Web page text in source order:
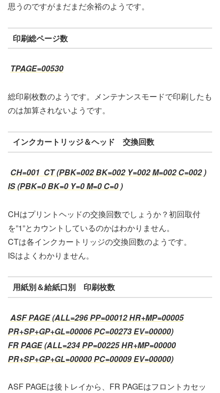
思うのですがまだまだ余裕のようです。
印刷総ページ数
TPAGE=00530
総印刷枚数のようです。メンテナンスモードで印刷したも
のは加算されないようです。
インクカートリッジ＆ヘッド 交換回数
CH=001 CT (PBK=002 BK=002 Y=002 M=002 C=002 )
IS (PBK=0 BK=0 Y=0 M=0 C=0 )
CHはプリントヘッドの交換回数でしょうか？初回取付
を”1”とカウントしているのかはわかりません。
CTは各インクカートリッジの交換回数のようです。
ISはよくわかりません。
用紙別＆給紙口別 印刷枚数
ASF PAGE (ALL=296 PP=00012 HR+MP=00005
PR+SP+GP+GL=00006 PC=00273 EV=00000)
FR PAGE (ALL=234 PP=00225 HR+MP=00000
PR+SP+GP+GL=00000 PC=00009 EV=00000)
ASF PAGEは後トレイから、FR PAGEはフロントカセッ